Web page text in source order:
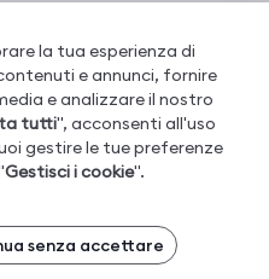
i diritti riservati.
dei Siti Web
privacy iSpring
Notice
cookie iSpring
la tua esperienza di
e annunci, fornire
e analizzare il nostro
tutti", acconsenti all'uso
gestire le tue preferenze
Gestisci i cookie".
attivi. Puoi
senza accettare